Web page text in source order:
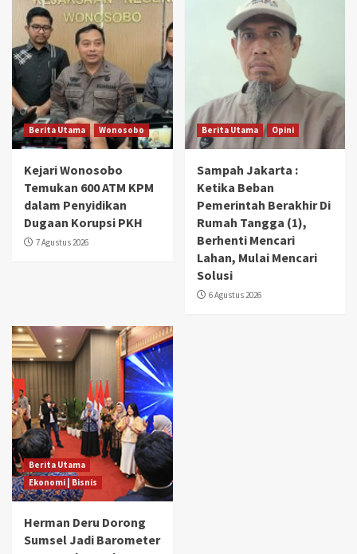
Berita Utama Wonosobo
Kejari Wonosobo
Temukan 600 ATM KPM
dalam Penyidikan
Dugaan Korupsi PKH
7 Agustus 2026
Berita Utama Opini
Sampah Jakarta :
Ketika Beban
Pemerintah Berakhir Di
Rumah Tangga (1),
Berhenti Mencari
Lahan, Mulai Mencari
Solusi
6 Agustus 2026
Berita Utama
Ekonomi | Bisnis
Herman Deru Dorong
Sumsel Jadi Barometer